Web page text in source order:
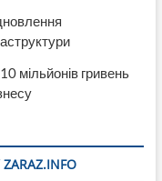
мільйонів гривень